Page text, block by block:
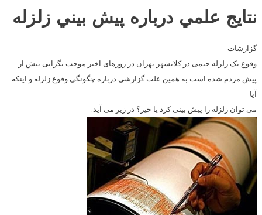
نتايج علمي درباره پيش بيني زلزله
گزارشات
وقوع یک زلزله حتمی در کلانشهر تهران در روزهای اخیر موجب نگرانی بیش از
پیش مردم شده است.به همین علت گزارشی درباره چگونگی وقوع زلزله و اینکه
آیا
می توان زلزله را پیش بینی کرد یا خیر؟ در زیر می آید.